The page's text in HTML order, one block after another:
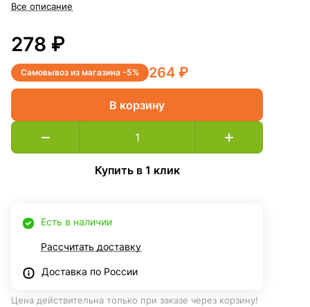
Все описание
278 ₽
Самовывоз из магазина -5% 264 ₽
В корзину
Купить в 1 клик
Есть в наличии
Рассчитать доставку
Доставка по России
Цена действительна только при заказе через корзину!